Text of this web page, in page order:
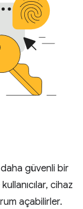
güvenli bir
cihaz
açabilirler.